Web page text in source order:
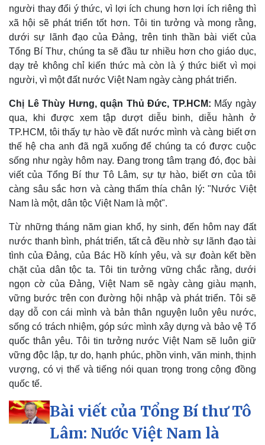
Văn hóa
Sân khấu - Điện ảnh
Văn học
Âm nhạc
Di sản
Giải trí
Nghệ sĩ
Thời trang
người thay đổi ý thức, vì lợi ích chung hơn lợi ích riêng thì
xã hội sẽ phát triển tốt hơn. Tôi tin tưởng và mong rằng,
dưới sự lãnh đạo của Đảng, trên tinh thần bài viết của
Tổng Bí Thư, chúng ta sẽ đầu tư nhiều hơn cho giáo dục,
dạy trẻ không chỉ kiến thức mà còn là ý thức biết vì mọi
người, vì một đất nước Việt Nam ngày càng phát triển.
Chị Lê Thùy Hưng, quận Thủ Đức, TP.HCM: Mấy ngày
qua, khi được xem tập dượt diễu binh, diễu hành ở
TP.HCM, tôi thấy tự hào về đất nước mình và càng biết ơn
thế hệ cha anh đã ngã xuống để chúng ta có được cuộc
sống như ngày hôm nay. Đang trong tâm trạng đó, đọc bài
viết của Tổng Bí thư Tô Lâm, sự tự hào, biết ơn của tôi
càng sâu sắc hơn và càng thấm thía chân lý: "Nước Việt
Nam là một, dân tộc Việt Nam là một".
Từ những tháng năm gian khổ, hy sinh, đến hôm nay đất
nước thanh bình, phát triển, tất cả đều nhờ sự lãnh đạo tài
tình của Đảng, của Bác Hồ kính yêu, và sự đoàn kết bền
chặt của dân tộc ta. Tôi tin tưởng vững chắc rằng, dưới
ngọn cờ của Đảng, Việt Nam sẽ ngày càng giàu mạnh,
vững bước trên con đường hội nhập và phát triển. Tôi sẽ
dạy dỗ con cái mình và bản thân nguyện luôn yêu nước,
sống có trách nhiệm, góp sức mình xây dựng và bảo vệ Tổ
quốc thân yêu. Tôi tin tưởng nước Việt Nam sẽ luôn giữ
vững độc lập, tự do, hạnh phúc, phồn vinh, văn minh, thịnh
vượng, có vị thế và tiếng nói quan trọng trong cộng đồng
quốc tế.
Bài viết của Tổng Bí thư Tô
Lâm: Nước Việt Nam là